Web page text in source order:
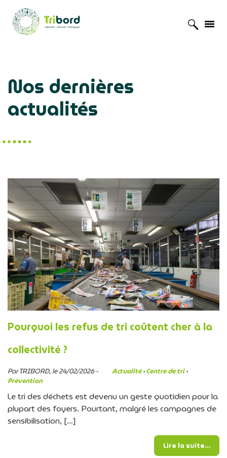
Accueil»
Nos dernières
actualités
Pourquoi les refus de tri coûtent cher à la
collectivité ?
Par TRIBORD, le 24/02/2026 - Actualité·Centre de tri·
Prévention
Le tri des déchets est devenu un geste quotidien pour la
plupart des foyers. Pourtant, malgré les campagnes de
sensibilisation, […]
Lire la suite…